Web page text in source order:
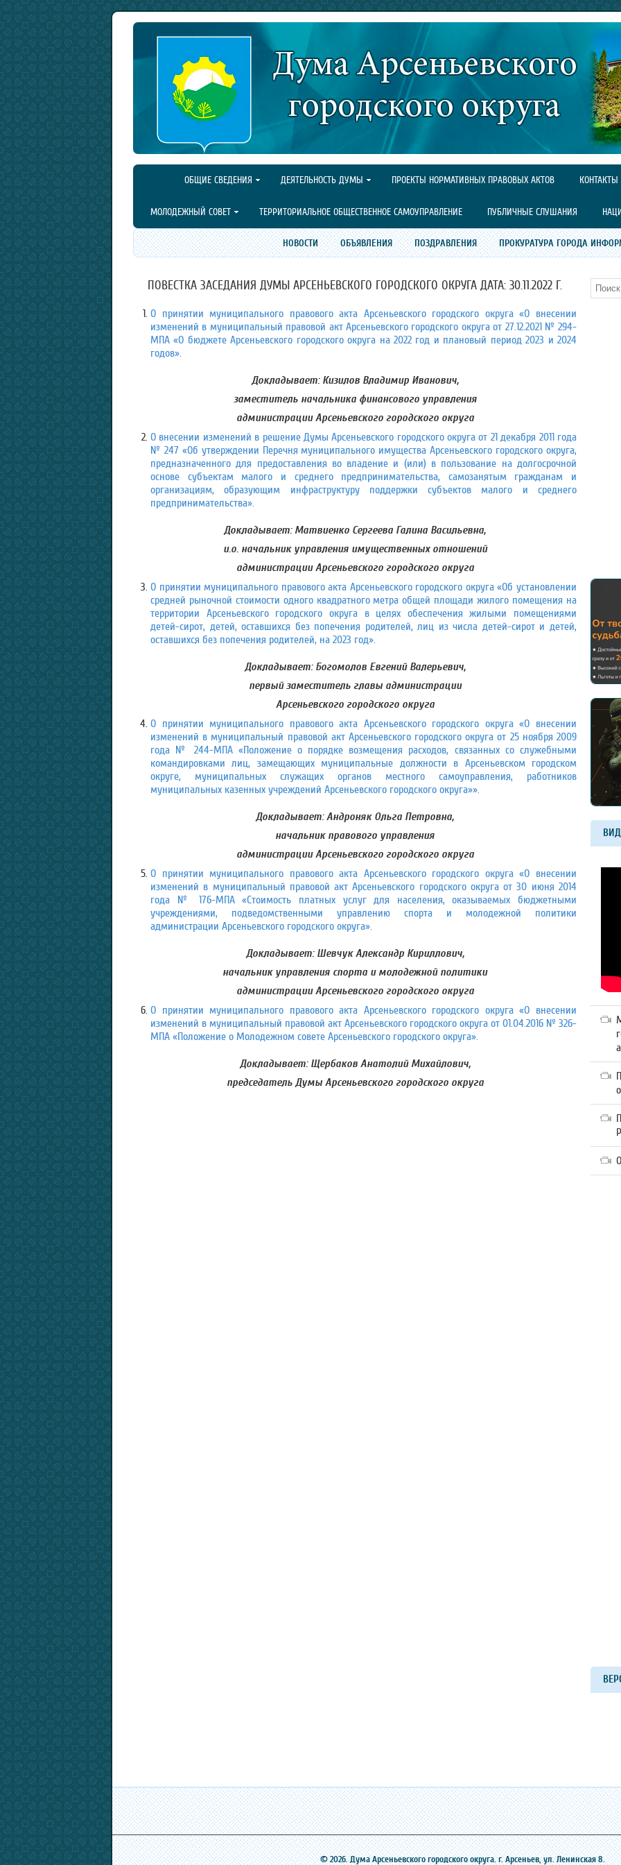
ОБЩИЕ СВЕДЕНИЯ ДЕЯТЕЛЬНОСТЬ ДУМЫ ПРОЕКТЫ НОРМАТИВНЫХ ПРАВОВЫХ АКТОВ КОНТАКТЫ
МОЛОДЕЖНЫЙ СОВЕТ ТЕРРИТОРИАЛЬНОЕ ОБЩЕСТВЕННОЕ САМОУПРАВЛЕНИЕ ПУБЛИЧНЫЕ СЛУШАНИЯ
НОВОСТИ ОБЪЯВЛЕНИЯ ПОЗДРАВЛЕНИЯ ПРОКУРАТУРА ГОРОДА
ПОВЕСТКА ЗАСЕДАНИЯ ДУМЫ АРСЕНЬЕВСКОГО ГОРОДСКОГО ОКРУГА ДАТА: 30.11.2022 Г.
О принятии муниципального правового акта Арсеньевского городского округа «О внесении
изменений в муниципальный правовой акт Арсеньевского городского округа от 27.12.2021 № 294-
МПА «О бюджете Арсеньевского городского округа на 2022 год и плановый период 2023 и 2024
годов».
Докладывает: Кизилов Владимир Иванович,
заместитель начальника финансового управления
администрации Арсеньевского городского округа
О внесении изменений в решение Думы Арсеньевского городского округа от 21 декабря 2011 года
№ 247 «Об утверждении Перечня муниципального имущества Арсеньевского городского округа,
предназначенного для предоставления во владение и (или) в пользование на долгосрочной
основе субъектам малого и среднего предпринимательства, самозанятым гражданам и
организациям, образующим инфраструктуру поддержки субъектов малого и среднего
предпринимательства».
Докладывает: Матвиенко Сергеева Галина Васильевна,
и.о. начальник управления имущественных отношений
администрации Арсеньевского городского округа
О принятии муниципального правового акта Арсеньевского городского округа «Об установлении
средней рыночной стоимости одного квадратного метра общей площади жилого помещения на
территории Арсеньевского городского округа в целях обеспечения жилыми помещениями
детей-сирот, детей, оставшихся без попечения родителей, лиц из числа детей-сирот и детей,
оставшихся без попечения родителей, на 2023 год».
Докладывает: Богомолов Евгений Валерьевич,
первый заместитель главы администрации
Арсеньевского городского округа
О принятии муниципального правового акта Арсеньевского городского округа «О внесении
изменений в муниципальный правовой акт Арсеньевского городского округа от 25 ноября 2009
года № 244-МПА «Положение о порядке возмещения расходов, связанных со служебными
командировками лиц, замещающих муниципальные должности в Арсеньевском городском
округе, муниципальных служащих органов местного самоуправления, работников
муниципальных казенных учреждений Арсеньевского городского округа»».
Докладывает: Андроняк Ольга Петровна,
начальник правового управления
администрации Арсеньевского городского округа
О принятии муниципального правового акта Арсеньевского городского округа «О внесении
изменений в муниципальный правовой акт Арсеньевского городского округа от 30 июня 2014
года № 176-МПА «Стоимость платных услуг для населения, оказываемых бюджетными
учреждениями, подведомственными управлению спорта и молодежной политики
администрации Арсеньевского городского округа».
Докладывает: Шевчук Александр Кириллович,
начальник управления спорта и молодежной политики
администрации Арсеньевского городского округа
О принятии муниципального правового акта Арсеньевского городского округа «О внесении
изменений в муниципальный правовой акт Арсеньевского городского округа от 01.04.2016 № 326-
МПА «Положение о Молодежном совете Арсеньевского городского округа».
Докладывает: Щербаков Анатолий Михайлович,
председатель Думы Арсеньевского городского округа
Поиск
© 2026. Дума Арсеньевского городского округа. г. Арсеньев, ‎ул. Ленинская 8.